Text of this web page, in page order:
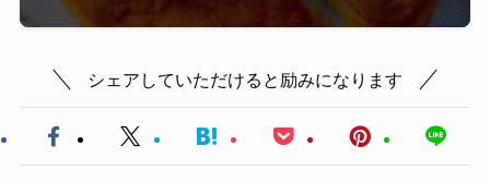
シェアしていただけると励みになります